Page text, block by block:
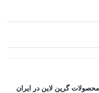
گرین لاین در ایران